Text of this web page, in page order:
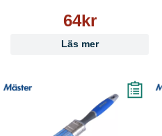
64kr
Läs mer